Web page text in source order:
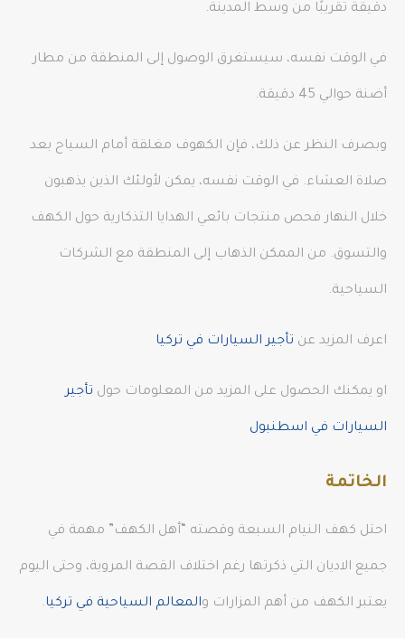
دقيقة تقريبًا من وسط المدينة.
في الوقت نفسه، سيستغرق الوصول إلى المنطقة من مطار
أضنة حوالي 45 دقيقة.
وبصرف النظر عن ذلك، فإن الكهوف مغلقة أمام السياح بعد
صلاة العشاء. في الوقت نفسه، يمكن لأولئك الذين يذهبون
خلال النهار فحص منتجات بائعي الهدايا التذكارية حول الكهف
والتسوق. من الممكن الذهاب إلى المنطقة مع الشركات
السياحية.
اعرف المزيد عن تأجير السيارات في تركيا
او يمكنك الحصول على المزيد من المعلومات حول تأجير
السيارات في اسطنبول
الخاتمة
احتل كهف النيام السبعة وقصته “أهل الكهف” مهمة في
جميع الاديان التي ذكرتها رغم اختلاف القصة المروية، وحتى اليوم
يعتبر الكهف من أهم المزارات والمعالم السياحية في تركيا.